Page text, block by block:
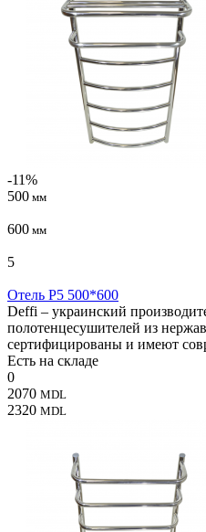
-11%
500 мм
600 мм
5
Отель P5 500*600
Deffi – украинский
полотенцесушителей из
сертифицированы и имеют
Есть на складе
0
2070 MDL
2320 MDL